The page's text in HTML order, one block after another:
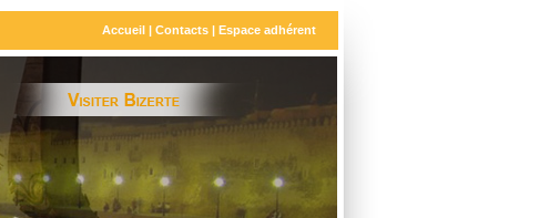
Accueil | Contacts | Espace adhérent